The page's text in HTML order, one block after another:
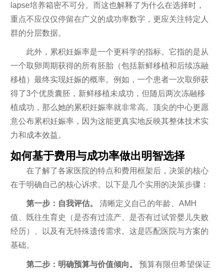
lapse培养箱密不可分。而这也解释了为什么在选择时，
重点不应仅仅停留在广义的成功率数字，更应关注特定人
群的分层数据。
此外，累积妊娠率是一个更科学的指标。它指的是从
一个取卵周期获得的所有胚胎（包括新鲜移植和后续冻融
移植）最终实现妊娠的概率。例如，一个患者一次取卵获
得了3个优质囊胚，新鲜移植未成功，但随后两次冻融移
植成功，那么她的累积妊娠率就非常高。顶尖的中心更愿
意公布累积妊娠率，因为这能更真实地反映其整体技术实
力和成本效益。
如何基于费用与成功率做出明智选择
在了解了各家医院的特点和费用框架后，决策的核心
在于明确自己的核心诉求。以下是几个实用的决策步骤：
第一步：自我评估。
清晰定义自己的年龄、AMH
值、既往生育史（是否有过流产、是否有过试管婴儿失败
经历）、以及有无特殊遗传需求。这是匹配医院与方案的
基础。
第二步：明确预算与价值倾向。
预算有限但希望保证